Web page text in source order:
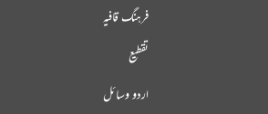
فرہنگ قافیہ
تقطیع
اردو وسائل